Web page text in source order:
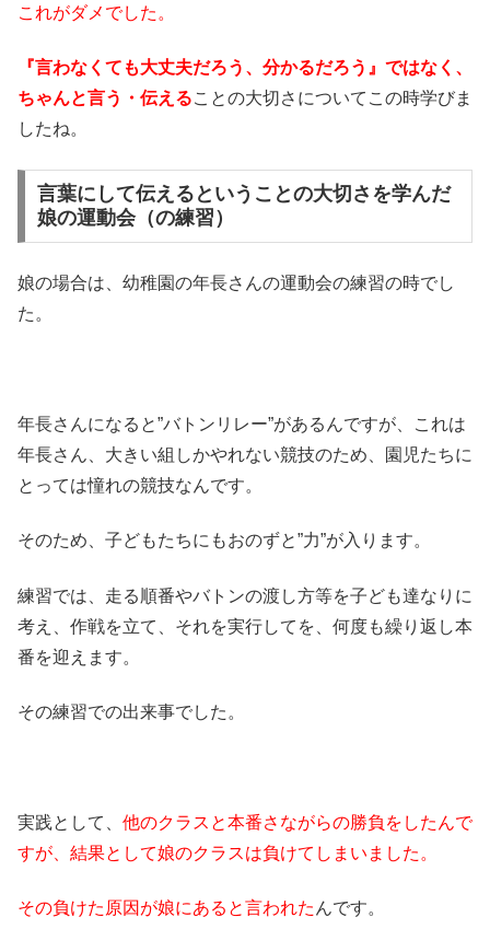
これがダメでした。
『言わなくても大丈夫だろう、分かるだろう』ではなく、
ちゃんと言う・伝えることの大切さについてこの時学びま
したね。
言葉にして伝えるということの大切さを学んだ
娘の運動会（の練習）
娘の場合は、幼稚園の年長さんの運動会の練習の時でし
た。
年長さんになると”バトンリレー”があるんですが、これは
年長さん、大きい組しかやれない競技のため、園児たちに
とっては憧れの競技なんです。
そのため、子どもたちにもおのずと”力”が入ります。
練習では、走る順番やバトンの渡し方等を子ども達なりに
考え、作戦を立て、それを実行してを、何度も繰り返し本
番を迎えます。
その練習での出来事でした。
実践として、 他のクラスと本番さながらの勝負をしたんで
すが、結果として娘のクラスは負けてしまいました。
その負けた原因が娘にあると言われた んです。